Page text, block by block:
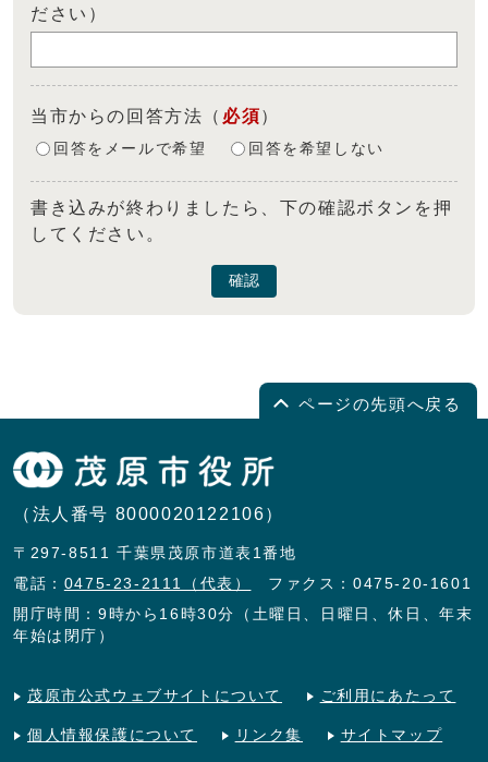
ださい）
当市からの回答方法 （ 必須）
回答をメールで希望 回答を希望しない
書き込みが終わりましたら、下の確認ボタンを押
してください。
確認
ページの先頭へ戻る
（法人番号 8000020122106）
〒297-8511 千葉県茂原市道表1番地
電話： 0475-23-2111（代表）
ファクス：0475-20-1601
開庁時間：9時から16時30分（土曜日、日曜日、休日、年末
年始は閉庁）
茂原市公式ウェブサイトについて ご利用にあたって
個人情報保護について リンク集 サイトマップ